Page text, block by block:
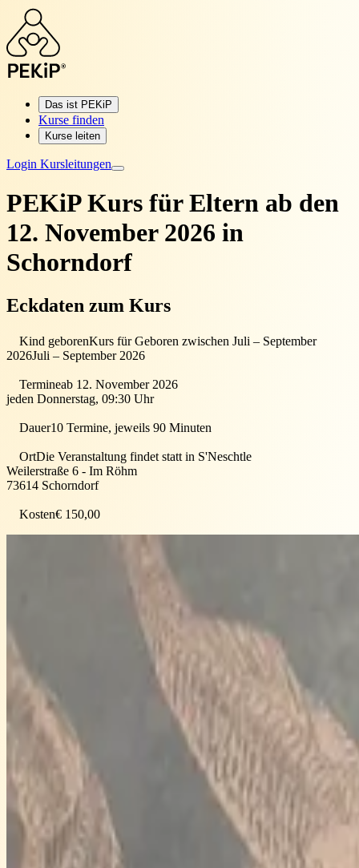
Das ist PEKiP
Kurse finden
Kurse leiten
Login Kursleitungen
PEKiP Kurs für Eltern ab den
12. November 2026 in
Schorndorf
Eckdaten zum Kurs
Kind geborenKurs für Geboren zwischen Juli – September
2026Juli – September 2026
Termineab 12. November 2026
jeden Donnerstag, 09:30 Uhr
Dauer10 Termine, jeweils 90 Minuten
OrtDie Veranstaltung findet statt in S'Neschtle
Weilerstraße 6 - Im Röhm
73614 Schorndorf
Kosten€ 150,00